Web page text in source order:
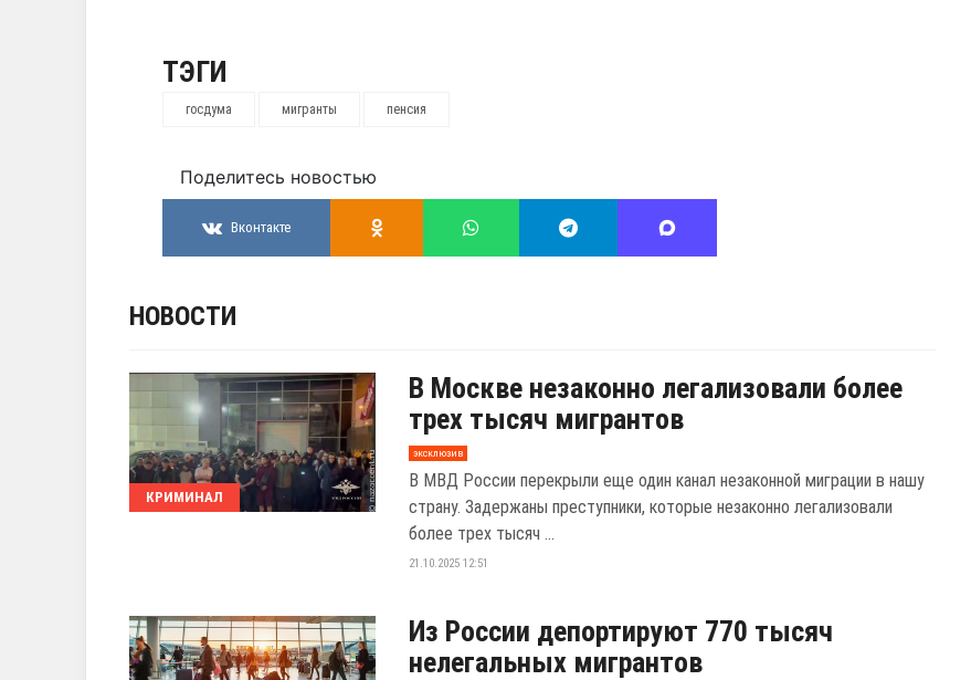
ТЭГИ
госдума мигранты пенсия
Поделитесь новостью
Вконтакте
НОВОСТИ
КРИМИНАЛ
В Москве незаконно легализовали более
трех тысяч мигрантов
эксклюзив
В МВД России перекрыли еще один канал незаконной миграции в нашу
страну. Задержаны преступники, которые незаконно легализовали
более трех тысяч ...
21.10.2025 12:51
Из России депортируют 770 тысяч
нелегальных мигрантов